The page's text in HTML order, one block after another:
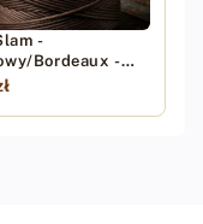
-
Bordeaux -